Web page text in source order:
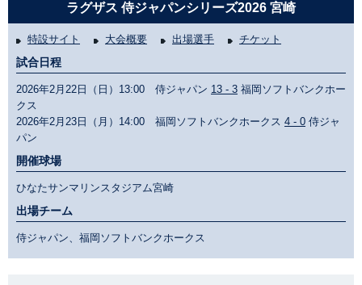
ラグザス 侍ジャパンシリーズ2026 宮崎
特設サイト 大会概要 出場選手 チケット
試合日程
2026年2月22日（日）13:00 侍ジャパン 13 - 3 福岡ソフトバンクホー
クス
2026年2月23日（月）14:00 福岡ソフトバンクホークス 4 - 0 侍ジャ
パン
開催球場
ひなたサンマリンスタジアム宮崎
出場チーム
侍ジャパン、福岡ソフトバンクホークス